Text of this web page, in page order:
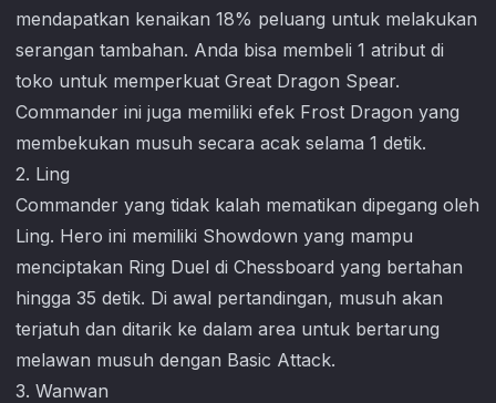
mendapatkan kenaikan 18% peluang untuk melakukan
serangan tambahan. Anda bisa membeli 1 atribut di
toko untuk memperkuat Great Dragon Spear.
Commander ini juga memiliki efek Frost Dragon yang
membekukan musuh secara acak selama 1 detik.
2. Ling
Commander yang tidak kalah mematikan dipegang oleh
Ling. Hero ini memiliki Showdown yang mampu
menciptakan Ring Duel di Chessboard yang bertahan
hingga 35 detik. Di awal pertandingan, musuh akan
terjatuh dan ditarik ke dalam area untuk bertarung
melawan musuh dengan Basic Attack.
3. Wanwan